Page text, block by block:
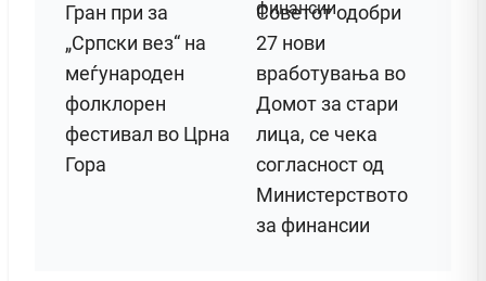
Гран при за
„Српски вез“ на
меѓународен
фолклорен
фестивал во Црна
Гора
Советот одобри
27 нови
вработувања во
Домот за стари
лица, се чека
согласност од
Министерството
за финансии